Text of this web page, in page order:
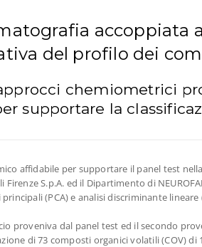
accoppiata
del profilo dei
chemiometrici
supportare la
affidabile per supportare il panel test
Firenze S.p.A. ed il Dipartimento di
(PCA) e analisi discriminante
proveniva dal panel test ed il secondo
di 73 composti organici volatili (COV)